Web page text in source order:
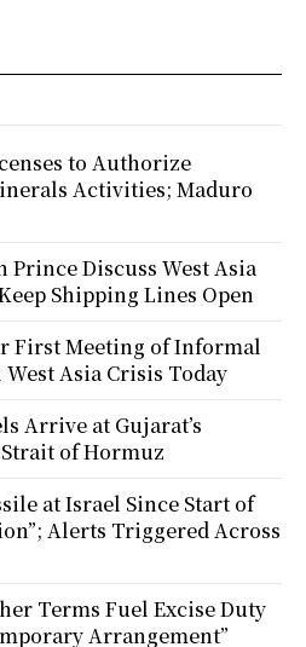
to Authorize
Activities; Maduro
Prince Discuss West Asia
Shipping Lines Open
First Meeting of Informal
Asia Crisis Today
Arrive at Gujarat’s
of Hormuz
at Israel Since Start of
Alerts Triggered Across
Terms Fuel Excise Duty
Arrangement”